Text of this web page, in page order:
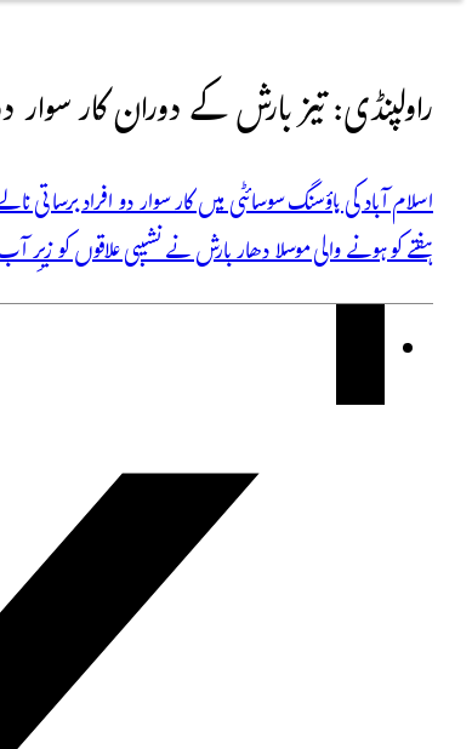
راولپنڈی: تیز بارش کے دوران کار سوار
اسلام آباد کی ہاؤسنگ سوسائٹی میں کار سوار دو افراد
ہفتے کو ہونے والی موسلا دھار بارش نے نشیبی علاقوں کو